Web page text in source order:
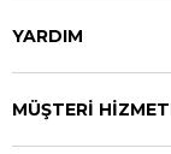
YARDIM
MÜŞTERİ